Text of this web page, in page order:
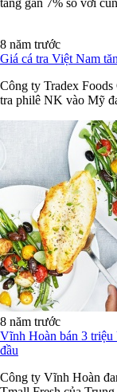
8 năm trước
Giá cá tra Việt Nam
Công ty Tradex Foods
tra philê NK vào Mỹ